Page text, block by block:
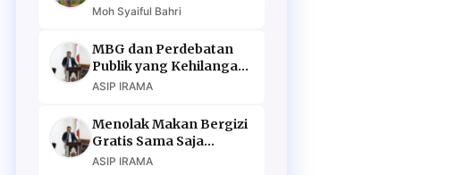
Moh Syaiful Bahri
MBG dan Perdebatan
Publik yang Kehilangan
Argumen
ASIP IRAMA
Menolak Makan Bergizi
Gratis Sama Saja
Menolak Masa Depan
ASIP IRAMA